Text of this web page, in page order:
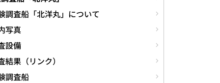
調査船「北洋丸」について
写真
設備
結果（リンク）
調査船